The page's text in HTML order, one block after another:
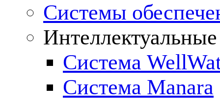
Cистемы
Система
Система Manara